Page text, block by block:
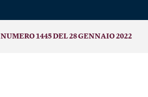
NUMERO 1445 DEL 28 GENNAIO 2022